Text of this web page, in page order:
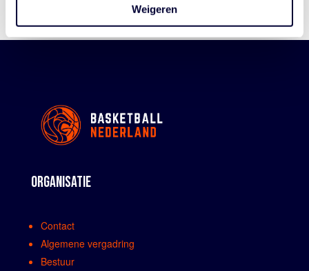
Weigeren
ORGANISATIE
Contact
Algemene vergadring
Bestuur